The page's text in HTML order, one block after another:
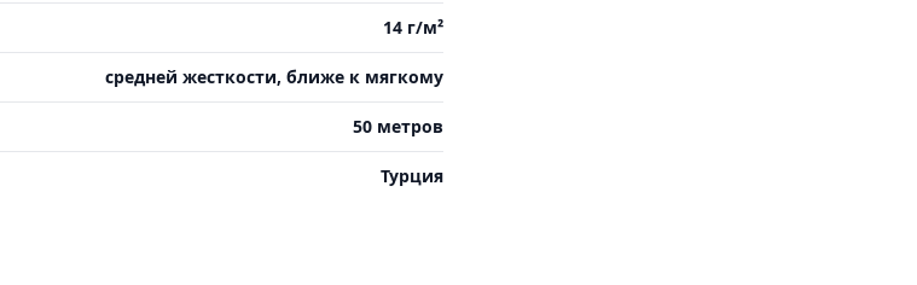
14 г/м²
средней жесткости, ближе к мягкому
50 метров
Турция